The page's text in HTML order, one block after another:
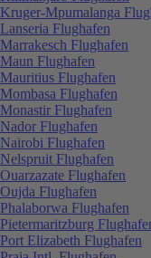
Kruger-Mpumalanga
Lanseria Flughafen
Marrakesch Flughafen
Maun Flughafen
Mauritius Flughafen
Mombasa Flughafen
Monastir Flughafen
Nador Flughafen
Nairobi Flughafen
Nelspruit Flughafen
Ouarzazate Flughafen
Oujda Flughafen
Phalaborwa Flughafen
Pietermaritzburg
Port Elizabeth Flughafen